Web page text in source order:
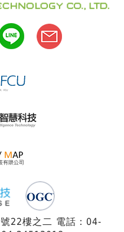
22樓之二 電話：04-